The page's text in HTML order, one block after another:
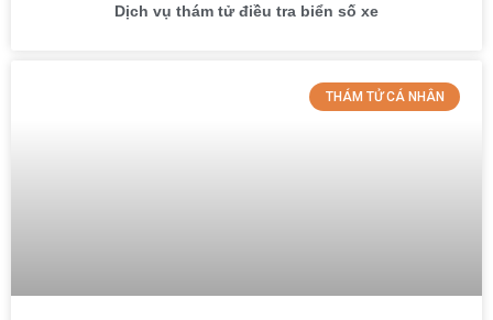
Dịch vụ thám tử điều tra biển số xe
THÁM TỬ CÁ NHÂN